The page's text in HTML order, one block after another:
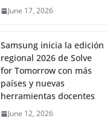
June 17, 2026
Samsung inicia la edición
regional 2026 de Solve
for Tomorrow con más
países y nuevas
herramientas docentes
June 12, 2026